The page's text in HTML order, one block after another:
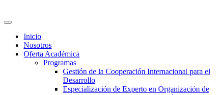
Inicio
Nosotros
Oferta Académica
Programas
Gestión de la Cooperación Internacional para el
Desarrollo
Especialización de Experto en Organización de